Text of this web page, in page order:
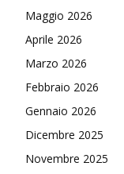
Maggio 2026
Aprile 2026
Marzo 2026
Febbraio 2026
Gennaio 2026
Dicembre 2025
Novembre 2025